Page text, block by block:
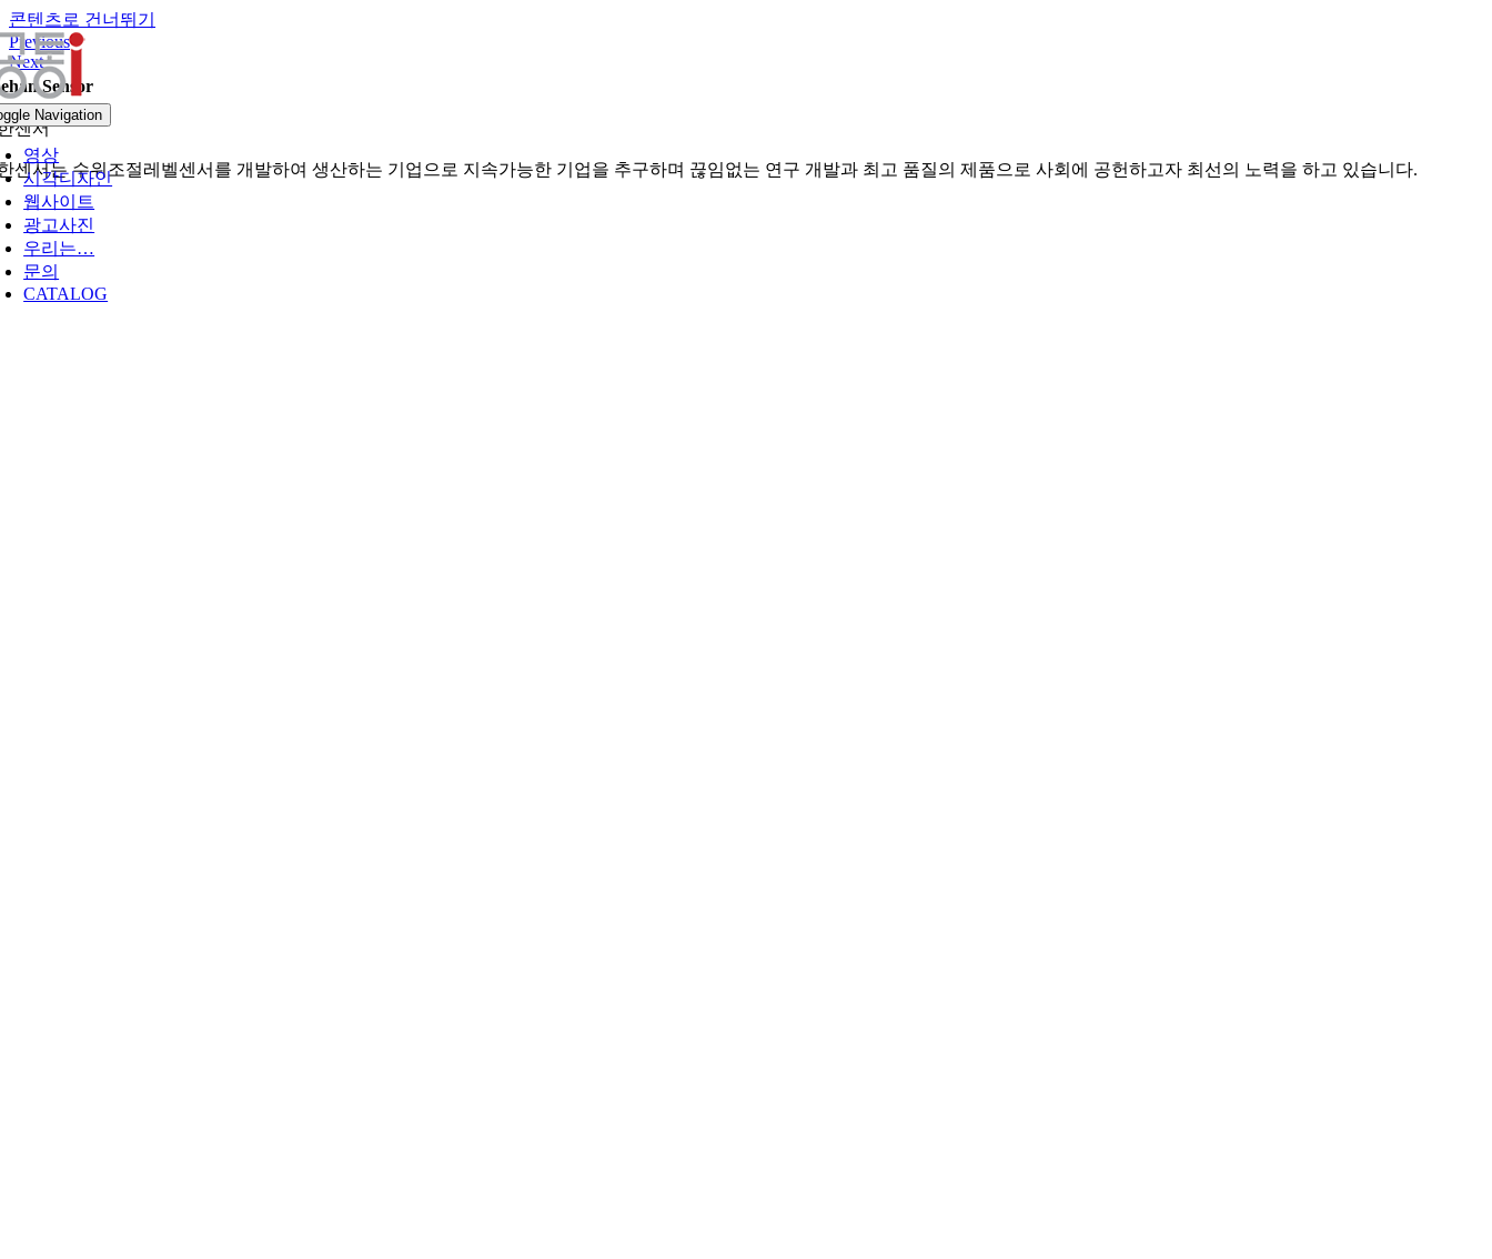
콘텐츠로 건너뛰기
Navigation
영상
시각디자인
웹사이트
광고사진
우리는…
문의
CATALOG
Previous
Next
Sensor
센서
센서는 수위조절레벨센서를 개발하여 생산하는 기업으로 지속가능한 기업을 추구하며 끊임없는 연구 개발과 최고 품질의 제품으로 사회에 공헌하고자 최선의 노력을 하고 있습니다.